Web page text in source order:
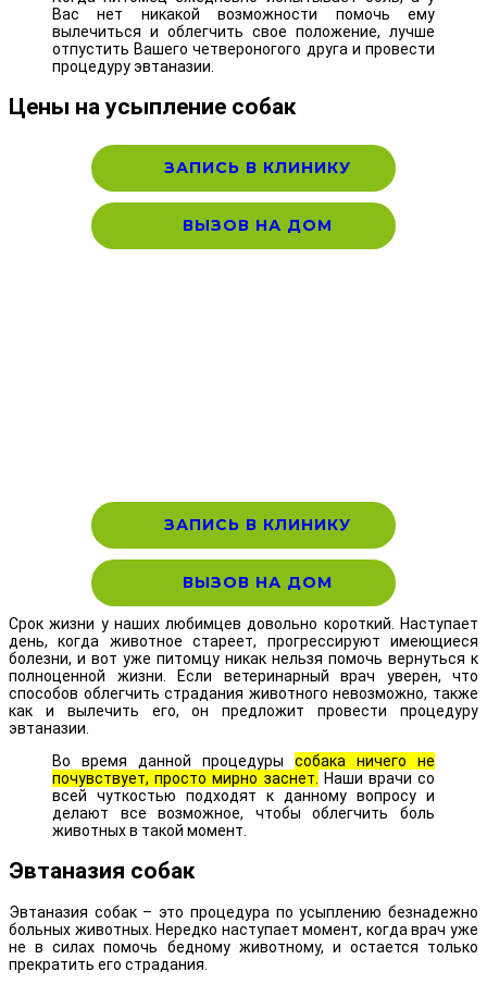
Вас нет никакой возможности помочь ему
вылечиться и облегчить свое положение, лучше
отпустить Вашего четвероногого друга и провести
процедуру эвтаназии.
Цены на усыпление собак
ЗАПИСЬ В КЛИНИКУ
ВЫЗОВ НА ДОМ
ЗАПИСЬ В КЛИНИКУ
ВЫЗОВ НА ДОМ
Срок жизни у наших любимцев довольно короткий. Наступает
день, когда животное стареет, прогрессируют имеющиеся
болезни, и вот уже питомцу никак нельзя помочь вернуться к
полноценной жизни. Если ветеринарный врач уверен, что
способов облегчить страдания животного невозможно, также
как и вылечить его, он предложит провести процедуру
эвтаназии.
Во время данной процедуры собака ничего не
почувствует, просто мирно заснет.
Наши врачи со
всей чуткостью подходят к данному вопросу и
делают все возможное, чтобы облегчить боль
животных в такой момент.
Эвтаназия собак
Эвтаназия собак – это процедура по усыплению безнадежно
больных животных. Нередко наступает момент, когда врач уже
не в силах помочь бедному животному, и остается только
прекратить его страдания.